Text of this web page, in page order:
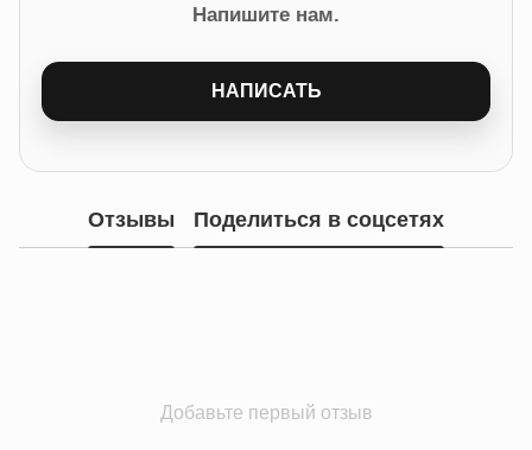
Напишите нам.
НАПИСАТЬ
Отзывы Поделиться в соцсетях
Добавьте первый отзыв